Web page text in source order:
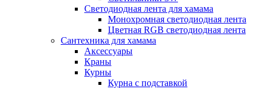
Светодиодная лента для хамама
Монохромная светодиодная лента
Цветная RGB светодиодная лента
Сантехника для хамама
Аксессуары
Краны
Курны
Курна с подставкой